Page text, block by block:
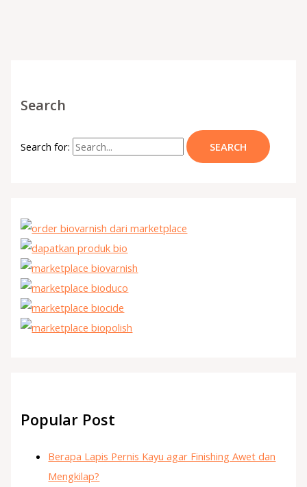
Search
Search for:
Popular Post
Berapa Lapis Pernis Kayu agar Finishing Awet dan
Mengkilap?